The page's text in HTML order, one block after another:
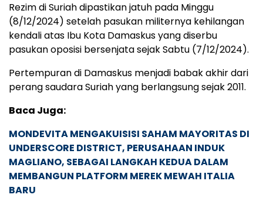
Rezim di Suriah dipastikan jatuh pada Minggu
(8/12/2024) setelah pasukan militernya kehilangan
kendali atas Ibu Kota Damaskus yang diserbu
pasukan oposisi bersenjata sejak Sabtu (7/12/2024).
Pertempuran di Damaskus menjadi babak akhir dari
perang saudara Suriah yang berlangsung sejak 2011.
Baca Juga:
MONDEVITA MENGAKUISISI SAHAM MAYORITAS DI
UNDERSCORE DISTRICT, PERUSAHAAN INDUK
MAGLIANO, SEBAGAI LANGKAH KEDUA DALAM
MEMBANGUN PLATFORM MEREK MEWAH ITALIA
BARU